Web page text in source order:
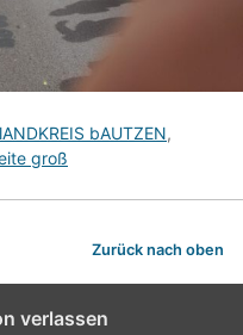
bAUTZEN,
groß
Zurück nach oben
verlassen